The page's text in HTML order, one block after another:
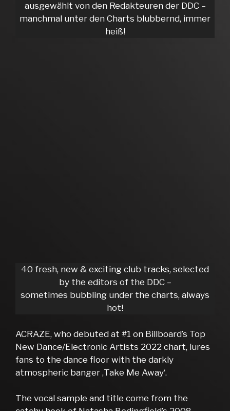
ausgewählt von den Redakteuren der DDC –
manchmal unter den Charts blubbernd, immer
heiß!
40 fresh, new & exciting club tracks, selected
by the editors of the DDC –
sometimes bubbling under the charts, always
hot!
ACRAZE, who debuted at #1 on Billboard’s Top
New Dance/Electronic Artists 2022 chart, lures
fans to the dance floor with the darkly
atmospheric banger ‚Take Me Away‘.
The vocal sample and title come from the